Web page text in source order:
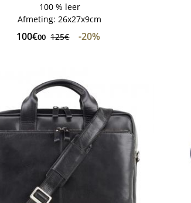
100 % leer
Afmeting: 26x27x9cm
100€00 125€ -20%